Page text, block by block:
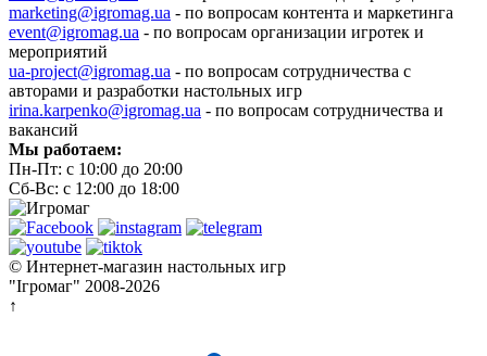
marketing@igromag.ua - по вопросам контента и маркетинга
event@igromag.ua - по вопросам организации игротек и
мероприятий
ua-project@igromag.ua - по вопросам сотрудничества с
авторами и разработки настольных игр
irina.karpenko@igromag.ua - по вопросам сотрудничества и
вакансий
Мы работаем:
Пн-Пт: с 10:00 до 20:00
Сб-Вс: с 12:00 до 18:00
© Интернет-магазин настольных игр
"Ігромаг" 2008-2026
↑